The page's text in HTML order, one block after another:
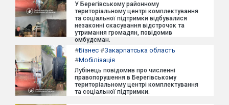
У Берегівському районному
територіальному центрі комплектування
та соціальної підтримки відбувалися
незаконні скасування відстрочок та
утримання громадян, повідомив
омбудсман.
#Бізнес #Закарпатська область
#Мобілізація
Лубінець повідомив про численні
правопорушення в Берегівському
територіальному центрі комплектування
та соціальної підтримки.